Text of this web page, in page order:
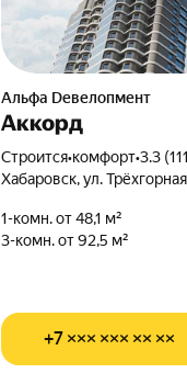
альфа Dевелопмент
Аккорд
Строится•комфорт•3.3
Хабаровск, ул. Трёхгорная
1-комн. от 48,1 м²
3-комн. от 92,5 м²
+7 ××× ××× ×× ××